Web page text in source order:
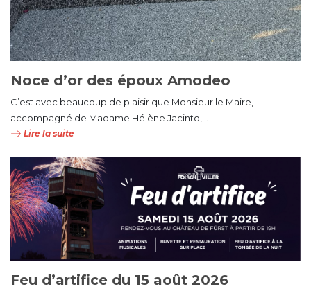
Noce d’or des époux Amodeo
C’est avec beaucoup de plaisir que Monsieur le Maire,
accompagné de Madame Hélène Jacinto,...
Lire la suite
Feu d’artifice du 15 août 2026